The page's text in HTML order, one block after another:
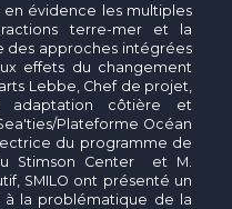
évidence les multiples
terre-mer et la
approches intégrées
effets du changement
Lebbe, Chef de projet,
adaptation côtière et
Plateforme Océan
du programme de
Stimson Center et M.
SMILO ont présenté un
la problématique de la